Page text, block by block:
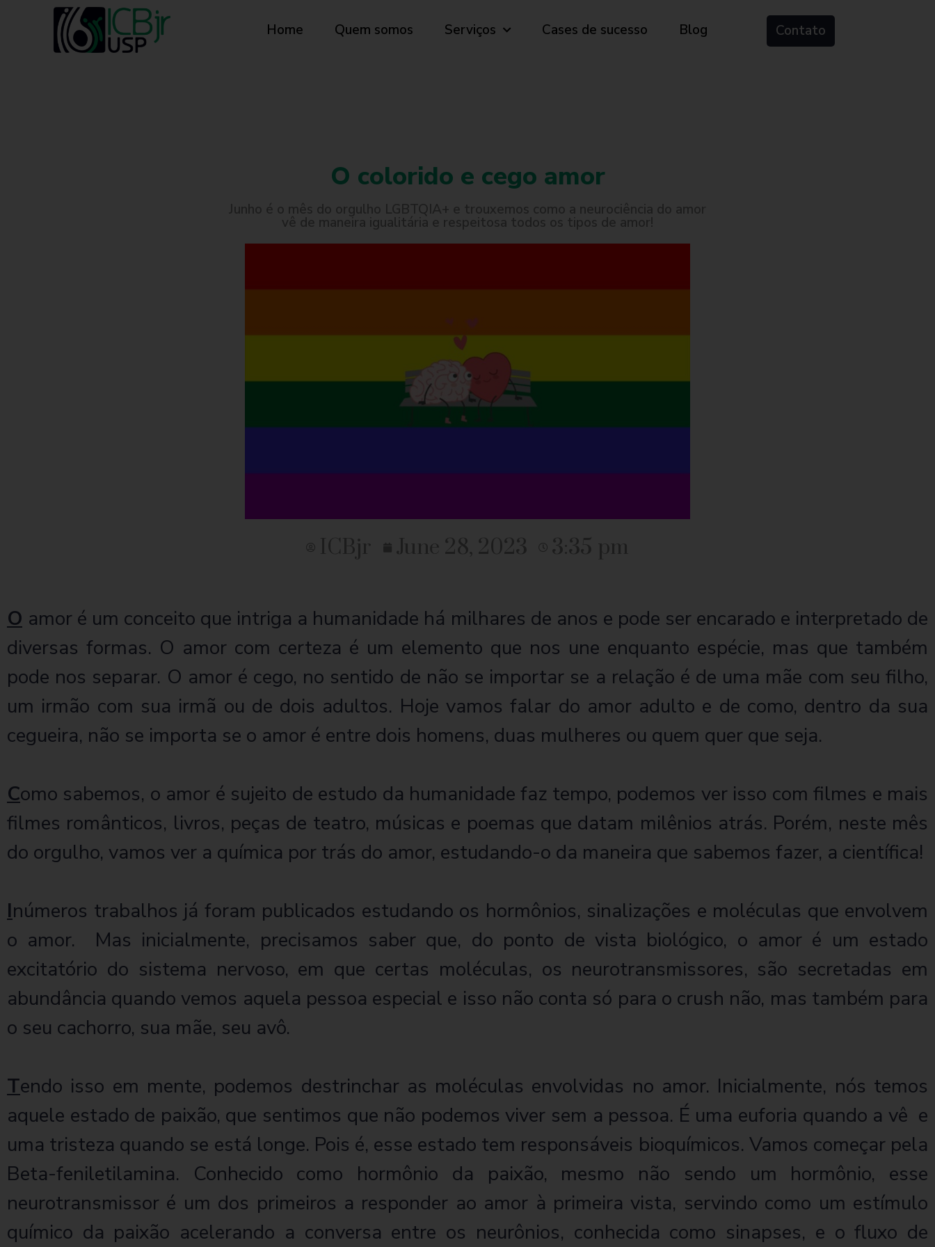
Home Quem somos Serviços Cases de sucesso Blog Contato
O colorido e cego amor
O amor é um conceito que intriga a humanidade há milhares de anos e pode ser encarado e interpretado de
diversas formas. O amor com certeza é um elemento que nos une enquanto espécie, mas que também
pode nos separar. O amor é cego, no sentido de não se importar se a relação é de uma mãe com seu filho,
um irmão com sua irmã ou de dois adultos. Hoje vamos falar do amor adulto e de como, dentro da sua
cegueira, não se importa se o amor é entre dois homens, duas mulheres ou quem quer que seja.
Como sabemos, o amor é sujeito de estudo da humanidade faz tempo, podemos ver isso com filmes e mais
filmes românticos, livros, peças de teatro, músicas e poemas que datam milênios atrás. Porém, neste mês
do orgulho, vamos ver a química por trás do amor, estudando-o da maneira que sabemos fazer, a científica!
Inúmeros trabalhos já foram publicados estudando os hormônios, sinalizações e moléculas que envolvem
o amor. Mas inicialmente, precisamos saber que, do ponto de vista biológico, o amor é um estado
excitatório do sistema nervoso, em que certas moléculas, os neurotransmissores, são secretadas em
abundância quando vemos aquela pessoa especial e isso não conta só para o crush não, mas também para
o seu cachorro, sua mãe, seu avô.
Tendo isso em mente, podemos destrinchar as moléculas envolvidas no amor. Inicialmente, nós temos
aquele estado de paixão, que sentimos que não podemos viver sem a pessoa. É uma euforia quando a vê e
uma tristeza quando se está longe. Pois é, esse estado tem responsáveis bioquímicos. Vamos começar pela
Beta-feniletilamina. Conhecido como hormônio da paixão, mesmo não sendo um hormônio, esse
neurotransmissor é um dos primeiros a responder ao amor à primeira vista, servindo como um estímulo
químico da paixão acelerando a conversa entre os neurônios, conhecida como sinapses, e o fluxo de